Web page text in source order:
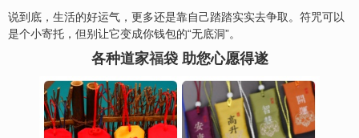
说到底，生活的好运气，更多还是靠自己踏踏实实去争取。符咒可以
是个小寄托，但别让它变成你钱包的“无底洞”。
各种道家福袋 助您心愿得遂